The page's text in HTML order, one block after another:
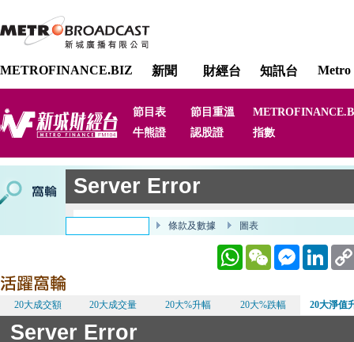
METROFINANCE.BIZ 新聞 財經台 知訊台 Metro
節目表 節目重溫
牛熊證
認股證 指數
WhatsAppWeChat Messenger
20大成交額 20大成交量 20大%升幅 20大%跌幅 20大淨值